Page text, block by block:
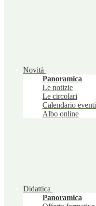
Novità
Panoramica
Le notizie
Le circolari
Calendario eventi
Albo online
Didattica
Panoramica